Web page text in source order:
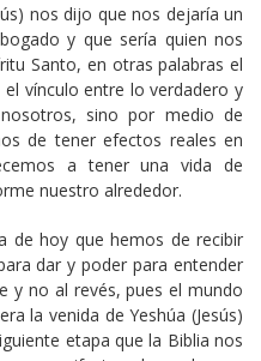
nos dijo que nos dejaría un
y que sería quien nos
Santo, en otras palabras el
vínculo entre lo verdadero y
sino por medio de
de tener efectos reales en
a tener una vida de
nuestro alrededor.
de hoy que hemos de recibir
dar y poder para entender
y no al revés, pues el mundo
la venida de Yeshúa (Jesús)
etapa que la Biblia nos